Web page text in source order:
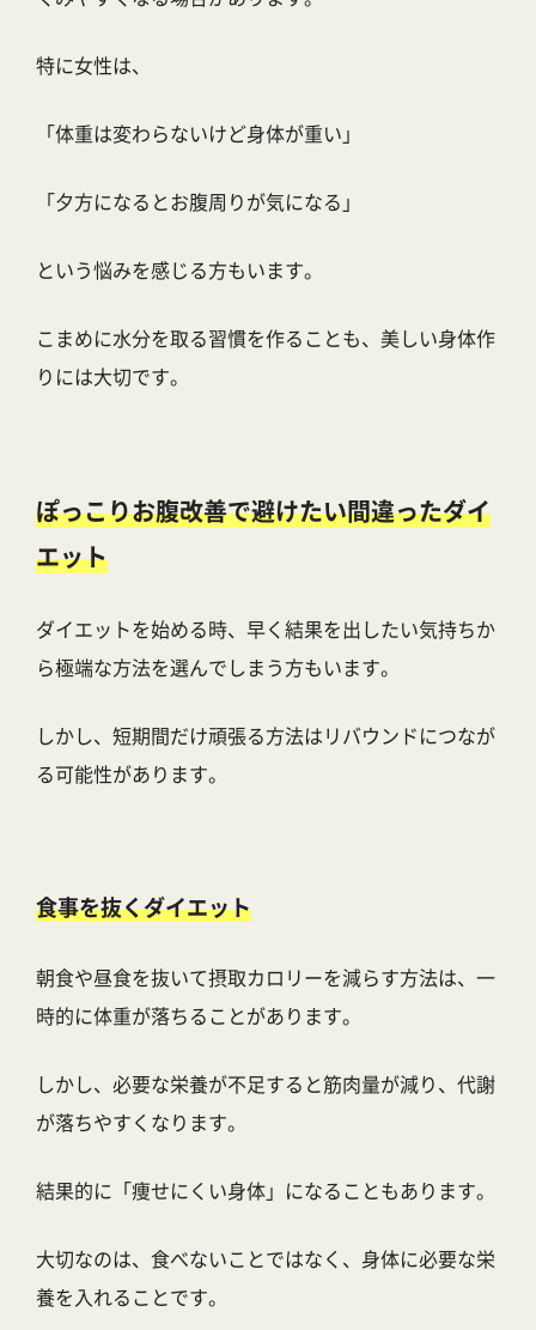
特に女性は、
「体重は変わらないけど身体が重い」
「夕方になるとお腹周りが気になる」
という悩みを感じる方もいます。
こまめに水分を取る習慣を作ることも、美しい身体作
りには大切です。
ぽっこりお腹改善で避けたい間違ったダイ
エット
ダイエットを始める時、早く結果を出したい気持ちか
ら極端な方法を選んでしまう方もいます。
しかし、短期間だけ頑張る方法はリバウンドにつなが
る可能性があります。
食事を抜くダイエット
朝食や昼食を抜いて摂取カロリーを減らす方法は、一
時的に体重が落ちることがあります。
しかし、必要な栄養が不足すると筋肉量が減り、代謝
が落ちやすくなります。
結果的に「痩せにくい身体」になることもあります。
大切なのは、食べないことではなく、身体に必要な栄
養を入れることです。